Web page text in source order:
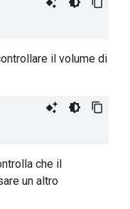
il volume di
che il
un altro